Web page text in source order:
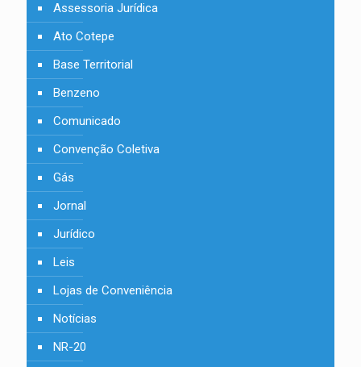
Assessoria Jurídica
Ato Cotepe
Base Territorial
Benzeno
Comunicado
Convenção Coletiva
Gás
Jornal
Jurídico
Leis
Lojas de Conveniência
Notícias
NR-20